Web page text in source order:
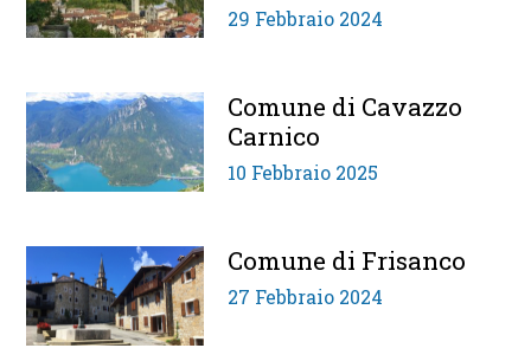
29 Febbraio 2024
Comune di Cavazzo
Carnico
10 Febbraio 2025
Comune di Frisanco
27 Febbraio 2024